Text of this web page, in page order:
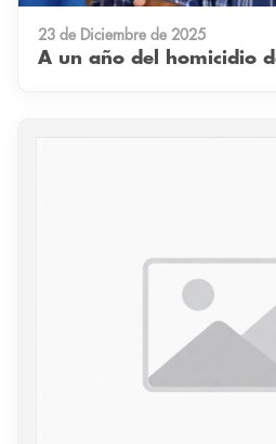
23 de Diciembre de 2025
A un año del homicidio